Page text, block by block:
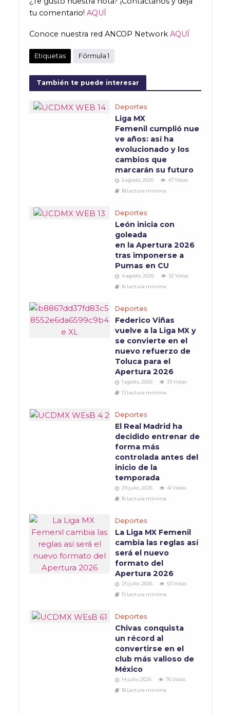
tu comentario! AQUÍ
Conoce nuestra red ANCOP Network AQUÍ
Etiquetas Fórmula 1
También te puede interesar
Deportes
Liga MX
Femenil cumplió nue
ve años: así ha
evolucionado y los
cambios que
marcarán su futuro
5 agosto, 2026
47 Vistas
18 Lectura mínima
Deportes
León inicia con
goleada
en la Apertura 2026
tras imponerse a
Pumas en CU
4 agosto, 2026
32 Vistas
16 Lectura mínima
Deportes
Federico Viñas
vuelve a la Liga MX y
se convierte en el
nuevo refuerzo de
Toluca para el
Apertura 2026
1 agosto, 2026
33 Vistas
13 Lectura mínima
Deportes
El Real Madrid ha
decidido entrenar de
forma más
controlada antes del
inicio de la
temporada
29 julio, 2026
41 Vistas
16 Lectura mínima
Deportes
La Liga MX Femenil
cambia las reglas así
será el nuevo
formato del
Apertura 2026
25 julio, 2026
53 Vistas
15 Lectura mínima
Deportes
Chivas conquista
un récord al
convertirse en el
club más valioso de
México
14 julio, 2026
76 Vistas
18 Lectura mínima